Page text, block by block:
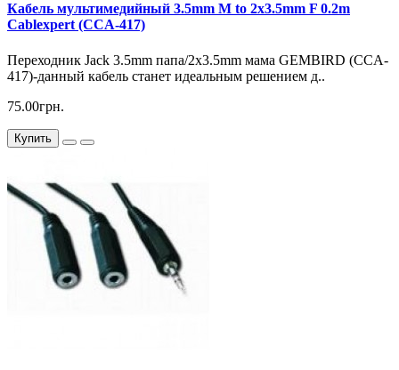
Кабель мультимедийный 3.5mm M to 2x3.5mm F 0.2m
Cablexpert (CCA-417)
Переходник Jack 3.5mm папа/2х3.5mm мама GEMBIRD (CCA-
417)-данный кабель станет идеальным решением д..
75.00грн.
Купить